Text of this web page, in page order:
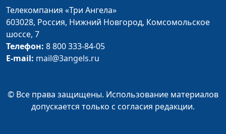
Сплетничать или
делиться мнением?
Сергей Парфенов,
Оксана Трусюк, Аркадий
#22
Телекомпания «Три Ангела»
603028, Россия, Нижний Новгород, Комсомольское
шоссе, 7
Телефон: 8 800 333-84-05
E-mail: mail@3angels.ru
© Все права защищены. Использование материалов
допускается только с согласия редакции.